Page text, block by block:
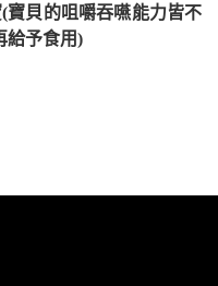
(寶貝的咀嚼吞嚥能力皆不
給予食用)